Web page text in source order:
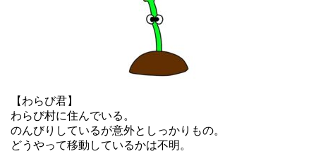
【わらび君】
わらび村に住んでいる。
のんびりしているが意外としっかりもの。
どうやって移動しているかは不明。